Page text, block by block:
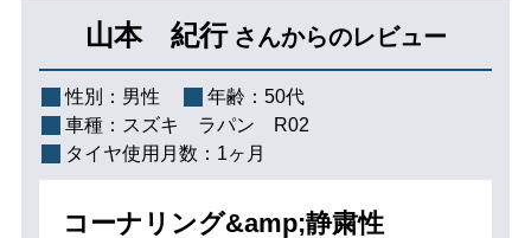
山本 紀行 さんからのレビュー
性別： 男性 年齢： 50代
車種： スズキ ラパン R02
タイヤ使用月数： 1ヶ月
コーナリング&amp;静粛性